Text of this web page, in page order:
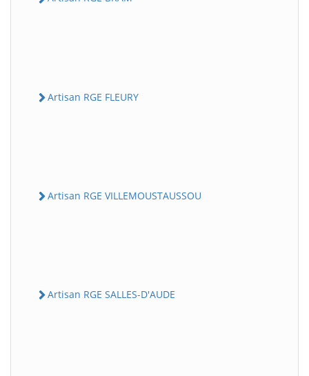
Artisan RGE FLEURY
Artisan RGE VILLEMOUSTAUSSOU
Artisan RGE SALLES-D'AUDE